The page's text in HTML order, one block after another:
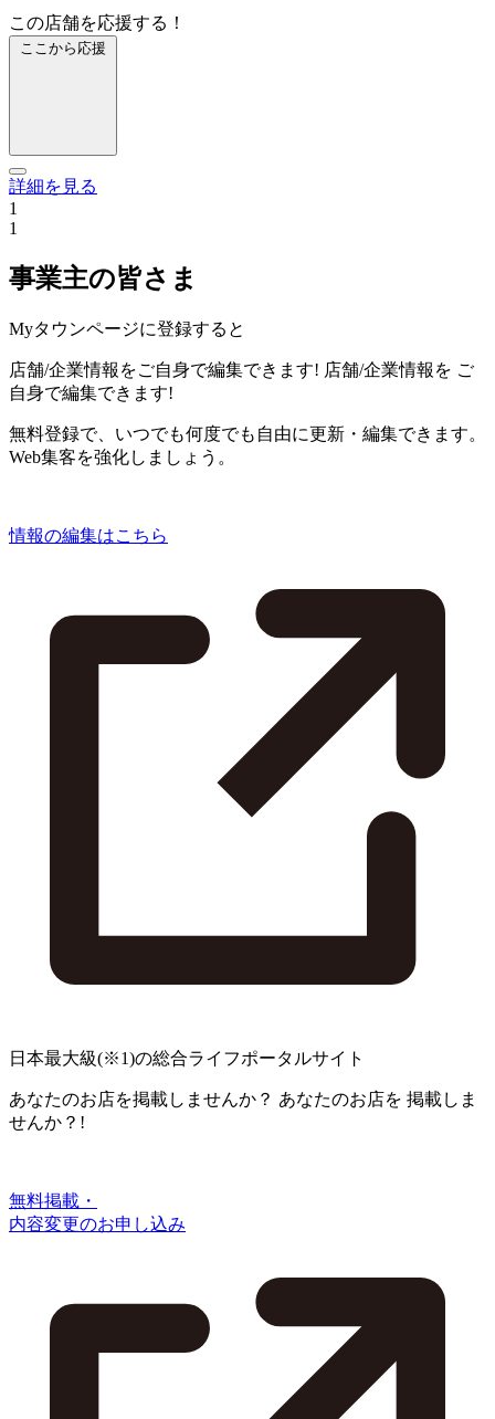
この店舗を応援する！
ここから応援
詳細を見る
1
1
事業主の皆さま
Myタウンページに登録すると
店舗/企業情報をご自身で編集できます! 店舗/企業情報を ご
自身で編集できます!
無料登録で、いつでも何度でも自由に更新・編集できます。
Web集客を強化しましょう。
情報の編集はこちら
日本最大級(※1)の総合ライフポータルサイト
あなたのお店を掲載しませんか？ あなたのお店を 掲載しま
せんか？!
無料掲載・
内容変更のお申し込み